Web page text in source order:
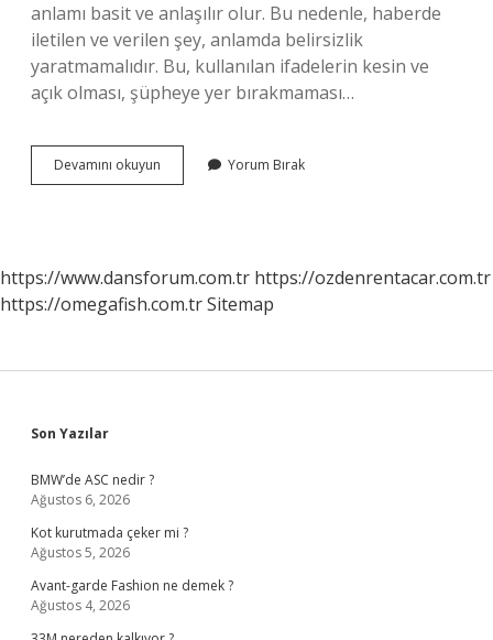
anlamı basit ve anlaşılır olur. Bu nedenle, haberde
iletilen ve verilen şey, anlamda belirsizlik
yaratmamalıdır. Bu, kullanılan ifadelerin kesin ve
açık olması, şüpheye yer bırakmaması…
Devamını okuyun
Haber
Yorum Bırak
https://www.dansforum.com.tr https://ozdenrentacar.com.tr
https://omegafish.com.trSitemap
Sidebar
Son Yazılar
BMW’de ASC nedir ?
Ağustos 6, 2026
Kot kurutmada çeker mi ?
Ağustos 5, 2026
Avant-garde Fashion ne demek ?
Ağustos 4, 2026